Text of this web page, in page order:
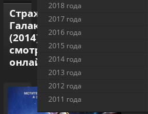
Стражи
Галактики
(2014)
смотреть
онлайн
2018 года
2017 года
2016 года
2015 года
2014 года
2013 года
2012 года
2011 года